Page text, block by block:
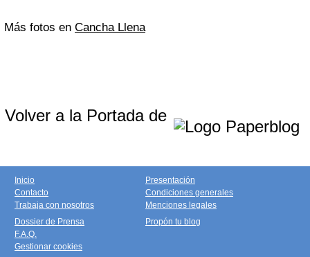
Más fotos en Cancha Llena
Volver a la Portada de
Inicio
Contacto
Trabaja con nosotros
Presentación
Condiciones generales
Menciones legales
Dossier de Prensa
F.A.Q.
Gestionar cookies
Propón tu blog